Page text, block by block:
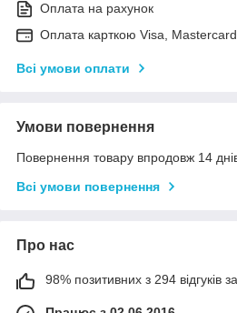
Оплата на рахунок
Оплата карткою Visa,
Всі умови оплати
Умови повернення
Повернення товару впродовж 14
Всі умови повернення
Про нас
98% позитивних з 294 відгуків